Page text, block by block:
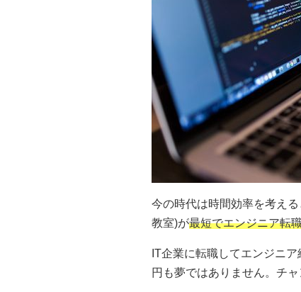
今の時代は時間効率を考え
教室)が最短でエンジニア転
IT企業に転職してエンジニ
円も夢ではありません。チ